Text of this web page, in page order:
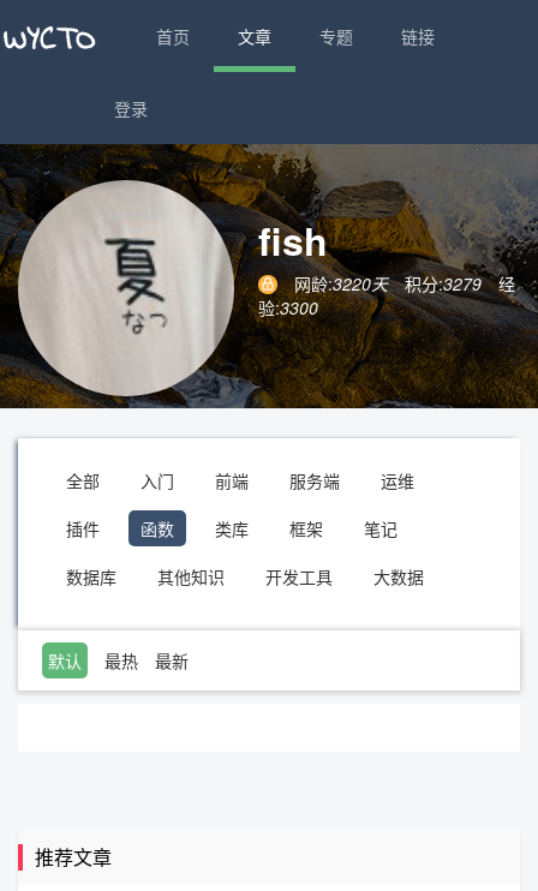
首页 文章 专题 链接
登录
fish
网龄:3220天 积分:3279
经
验:3300
全部 入门 前端 服务端
运维
插件
函数 类库 框架
笔记
数据库
其他知识 开发工具 大数据
默认 最热 最新
推荐文章